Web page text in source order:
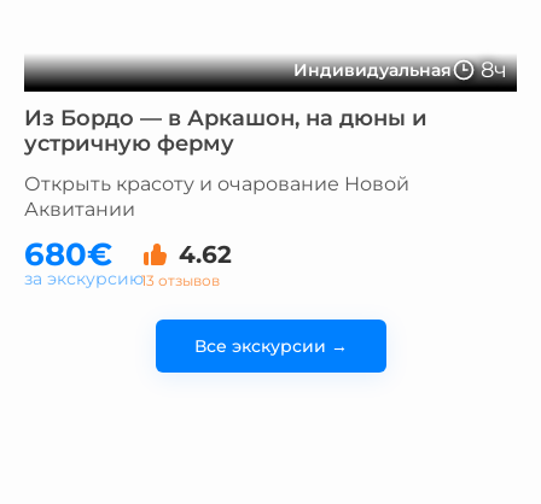
Индивидуальная 8ч
Из Бордо — в Аркашон, на дюны и
устричную ферму
Открыть красоту и очарование Новой
Аквитании
680€ 4.62
13 отзывов
за экскурсию
Все экскурсии →